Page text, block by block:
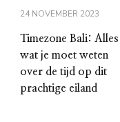
24 NOVEMBER 2023
Timezone Bali: Alles
wat je moet weten
over de tijd op dit
prachtige eiland